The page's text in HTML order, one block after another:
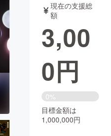
ット
書籍・雑誌
チャレンジ
化
CAMPFIRE Creation
現在の支援総
額
3,00
0円
0%
目標金額は
1,000,000円